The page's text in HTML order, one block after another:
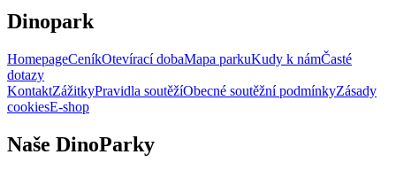
Dinopark
HomepageCeníkOtevírací dobaMapa parkuKudy k námČasté
dotazy
KontaktZážitkyPravidla soutěžíObecné soutěžní podmínkyZásady
cookiesE-shop
Naše DinoParky